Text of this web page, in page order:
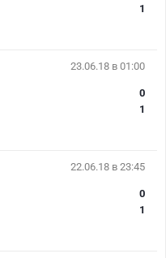
1
23.06.18 в 01:00
0
1
22.06.18 в 23:45
0
1